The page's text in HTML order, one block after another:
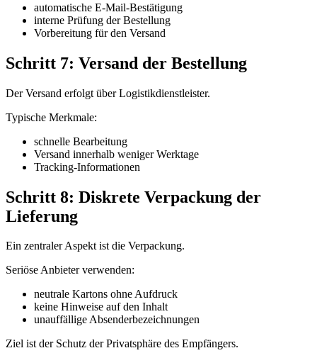
automatische E-Mail-Bestätigung
interne Prüfung der Bestellung
Vorbereitung für den Versand
Schritt 7: Versand der Bestellung
Der Versand erfolgt über Logistikdienstleister.
Typische Merkmale:
schnelle Bearbeitung
Versand innerhalb weniger Werktage
Tracking-Informationen
Schritt 8: Diskrete Verpackung der
Lieferung
Ein zentraler Aspekt ist die Verpackung.
Seriöse Anbieter verwenden:
neutrale Kartons ohne Aufdruck
keine Hinweise auf den Inhalt
unauffällige Absenderbezeichnungen
Ziel ist der Schutz der Privatsphäre des Empfängers.